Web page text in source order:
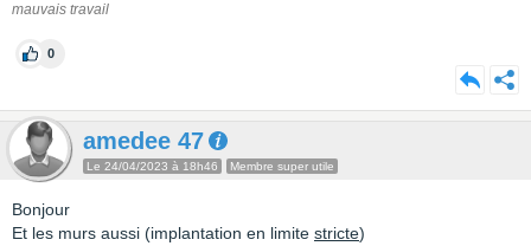
mauvais travail
0
amedee 47
Le 24/04/2023 à 18h46 Membre super utile
Bonjour
Et les murs aussi (implantation en limite stricte)